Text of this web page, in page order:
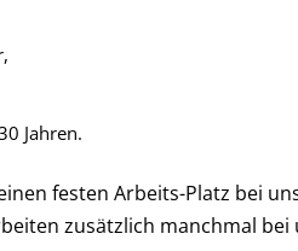
Jahren.
festen Arbeits-Platz bei
zusätzlich manchmal bei